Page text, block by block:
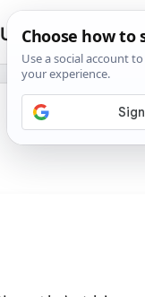
Upload
Search
for: